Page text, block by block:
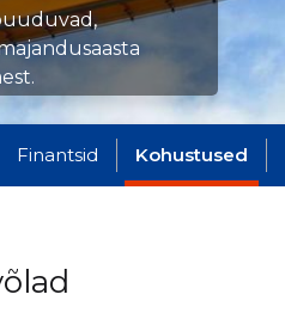
Finantsid Kohustused